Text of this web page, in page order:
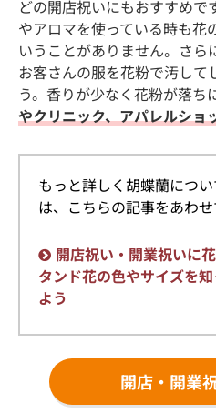
どの開店祝いにもおすすめで
やアロマを使っている時も花
いうことがありません。さら
お客さんの服を花粉で汚して
う。香りが少なく花粉が落ち
やクリニック、アパレルショ
もっと詳しく胡蝶蘭につ
は、こちらの記事をあわせ
開店祝い・開業祝いに
タンド花の色やサイズを
よう
開店・開業